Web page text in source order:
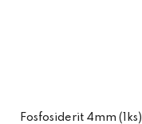
Fosfosiderit 4mm (1ks)